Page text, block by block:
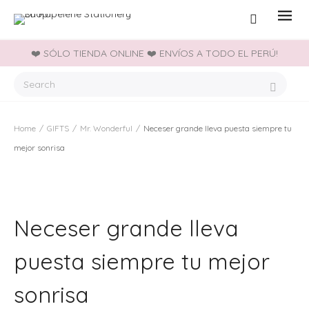
❤️ SÓLO TIENDA ONLINE ❤️ ENVÍOS A TODO EL PERÚ!
Home / GIFTS / Mr. Wonderful / Neceser grande lleva puesta siempre tu
mejor sonrisa
Neceser grande lleva
puesta siempre tu mejor
sonrisa